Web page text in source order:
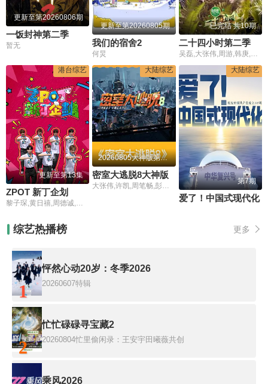
更新至第20260806期
一饭封神第二季
暂无
更新至第20260805期
我们的宿舍2
何炅
已完结 共10期
二十四小时第二季
吴磊,大张伟,周游,韩庚,陈坤
港台综艺
更新至第13集
ZPOT 新丁企划
大陆综艺
20260805大神版第3期：密神团飙戏圆谎
密室大逃脱8大神版
大张伟,许凯,周笔畅,彭昱畅,张真源
大陆综艺
第7期
爱了！中国式现代化
综艺热播榜 更多
1
怦然心动20岁：冬季2026
20260607特辑
2
忙忙碌碌寻宝藏2
20260804忙里偷闲录：王安宇田曦薇共创
乘风2026